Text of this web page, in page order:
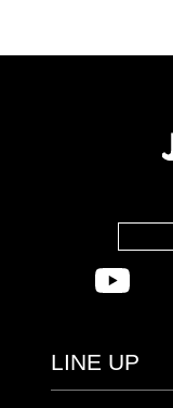
LINE UP